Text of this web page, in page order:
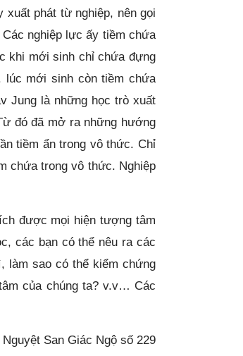
phát từ nghiệp, nên gọi
nghiệp lực ấy tiềm chứa
khi mới sinh chỉ chứa đựng
mới sinh còn tiềm chứa
Jung là những học trò xuất
đó đã mở ra những hướng
tiềm ẩn trong vô thức. Chỉ
chứa trong vô thức. Nghiệp
được mọi hiện tượng tâm
các bạn có thể nêu ra các
làm sao có thể kiểm chứng
của chúng ta? v.v… Các
Nguyệt San Giác Ngộ số 229